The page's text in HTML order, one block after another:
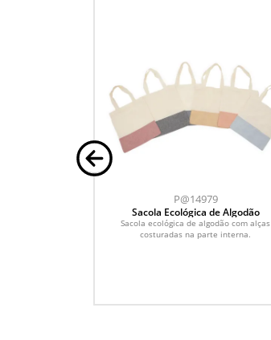
P@14979
Sacola Ecológica de Algodão
Sacola ecológica de algodão com alças
costuradas na parte interna.